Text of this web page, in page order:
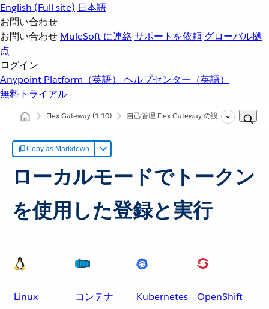
English (Full site) 日本語
お問い合わせ
お問い合わせ MuleSoft に連絡サポートを依頼 グローバル拠
点
ログイン
Anypoint Platform（英語） ヘルプセンター（英語）
無料トライアル
Flex Gateway(1.10) 自己管理 Flex Gateway の設定 ローカ
Copy as Markdown
ローカルモードでトークン
を使用した登録と実行
Linux コンテナ Kubernetes OpenShift